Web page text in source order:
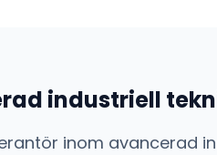
industriell
inom avancerad